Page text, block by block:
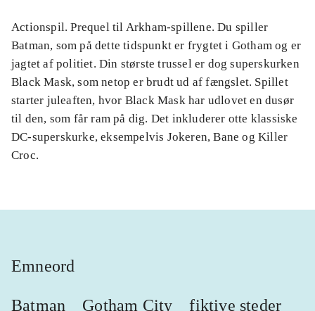
Actionspil. Prequel til Arkham-spillene. Du spiller
Batman, som på dette tidspunkt er frygtet i Gotham og er
jagtet af politiet. Din største trussel er dog superskurken
Black Mask, som netop er brudt ud af fængslet. Spillet
starter juleaften, hvor Black Mask har udlovet en dusør
til den, som får ram på dig. Det inkluderer otte klassiske
DC-superskurke, eksempelvis Jokeren, Bane og Killer
Croc.
Emneord
Batman Gotham City fiktive steder